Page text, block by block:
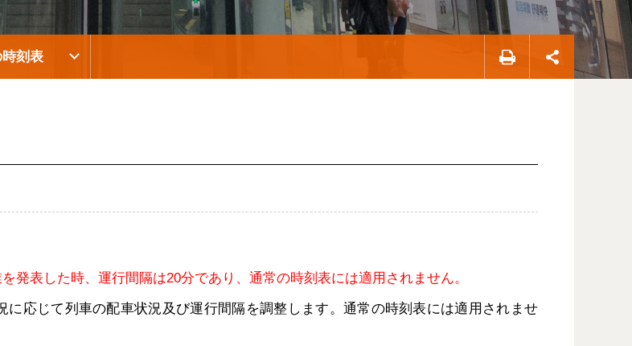
刻表
発表した時、運行間隔は20分であり、通常の時刻表には適用されません。
応じて列車の配車状況及び運行間隔を調整します。通常の時刻表には適用されませ